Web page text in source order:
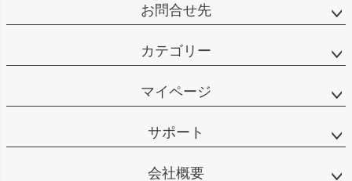
お問合せ先
カテゴリー
マイページ
サポート
会社概要